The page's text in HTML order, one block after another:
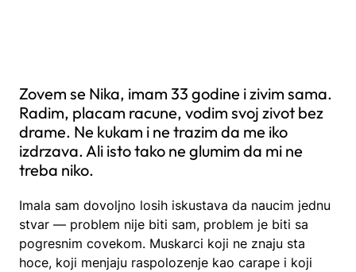
Zovem se Nika, imam 33 godine i zivim sama.
Radim, placam racune, vodim svoj zivot bez
drame. Ne kukam i ne trazim da me iko
izdrzava. Ali isto tako ne glumim da mi ne
treba niko.
Imala sam dovoljno losih iskustava da naucim jednu
stvar — problem nije biti sam, problem je biti sa
pogresnim covekom. Muskarci koji ne znaju sta
hoce, koji menjaju raspolozenje kao carape i koji